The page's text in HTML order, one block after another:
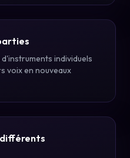
individuels
voix en nouveaux